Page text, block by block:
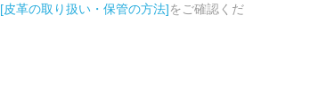
[皮革の取り扱い・保管の方法]をご確認くだ